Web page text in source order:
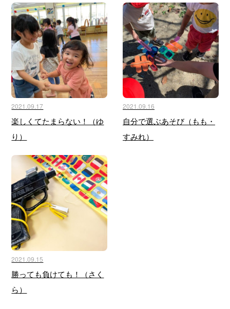
2021.09.17
楽しくてたまらない！（ゆ
り）
2021.09.16
自分で選ぶあそび（もも・
すみれ）
2021.09.15
勝っても負けても！（さく
ら）